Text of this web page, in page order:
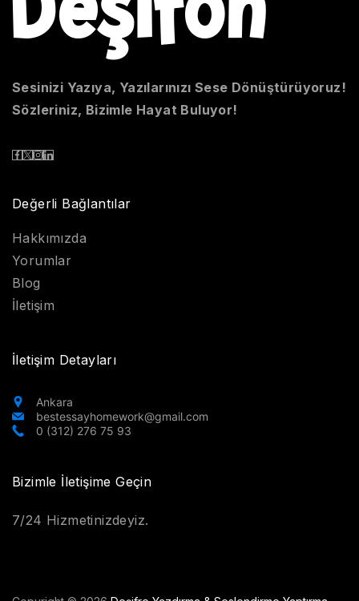
Sesinizi Yazıya, Yazılarınızı Sese Dönüştürüyoruz!
Sözleriniz, Bizimle Hayat Buluyor!
Değerli Bağlantılar
Hakkımızda
Yorumlar
Blog
İletişim
İletişim Detayları
Ankara
bestessayhomework@gmail.com
0 (312) 276 75 93
Bizimle İletişime Geçin
7/24 Hizmetinizdeyiz.